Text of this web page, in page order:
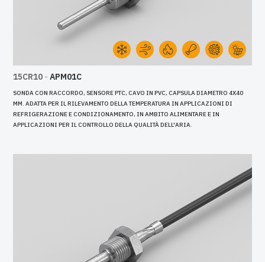
15CR10 - APM01C
SONDA CON RACCORDO, SENSORE PTC, CAVO IN PVC, CAPSULA DIAMETRO 4X40
MM. ADATTA PER IL RILEVAMENTO DELLA TEMPERATURA IN APPLICAZIONI DI
REFRIGERAZIONE E CONDIZIONAMENTO, IN AMBITO ALIMENTARE E IN
APPLICAZIONI PER IL CONTROLLO DELLA QUALITÀ DELL'ARIA.